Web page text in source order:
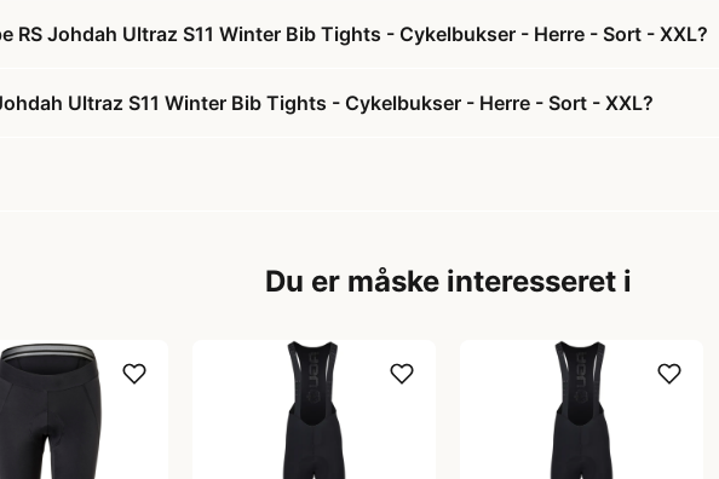
RS Johdah Ultraz S11 Winter Bib Tights - Cykelbukser - Herre - Sort - XXL?
Ultraz S11 Winter Bib Tights - Cykelbukser - Herre - Sort - XXL?
Du er måske interesseret i